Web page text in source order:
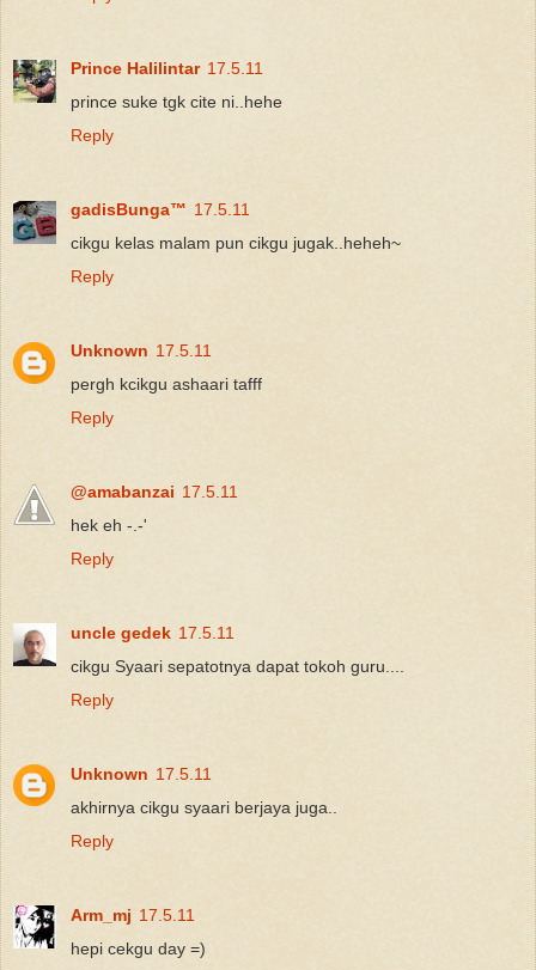
Prince Halilintar 17.5.11
prince suke tgk cite ni..hehe
Reply
gadisBunga™ 17.5.11
cikgu kelas malam pun cikgu jugak..heheh~
Reply
Unknown 17.5.11
pergh kcikgu ashaari tafff
Reply
@amabanzai 17.5.11
hek eh -.-'
Reply
uncle gedek 17.5.11
cikgu Syaari sepatotnya dapat tokoh guru....
Reply
Unknown 17.5.11
akhirnya cikgu syaari berjaya juga..
Reply
Arm_mj 17.5.11
hepi cekgu day =)